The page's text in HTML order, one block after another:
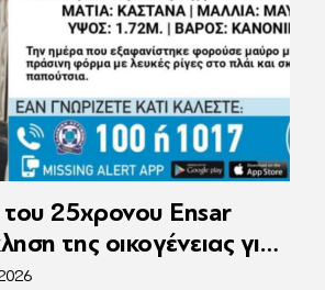
25χρονου Ensar
της οικογένειας για
εντοπισμό του